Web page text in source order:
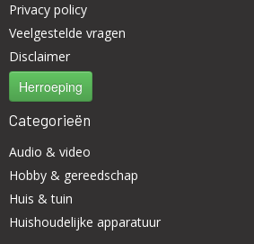
Privacy policy
Veelgestelde vragen
Disclaimer
Herroeping
Categorieën
Audio & video
Hobby & gereedschap
Huis & tuin
Huishoudelijke apparatuur